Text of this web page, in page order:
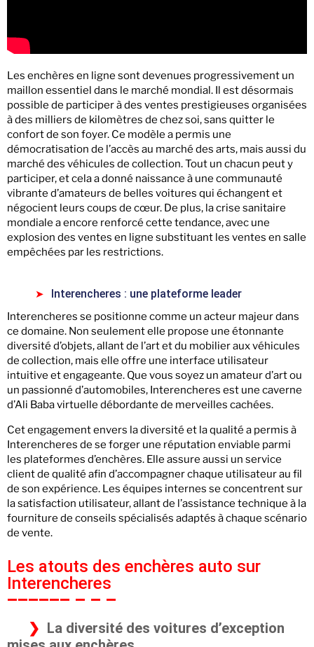
Les enchères en ligne sont devenues progressivement un
maillon essentiel dans le marché mondial. Il est désormais
possible de participer à des ventes prestigieuses organisées
à des milliers de kilomètres de chez soi, sans quitter le
confort de son foyer. Ce modèle a permis une
démocratisation de l’accès au marché des arts, mais aussi du
marché des véhicules de collection. Tout un chacun peut y
participer, et cela a donné naissance à une communauté
vibrante d’amateurs de belles voitures qui échangent et
négocient leurs coups de cœur. De plus, la crise sanitaire
mondiale a encore renforcé cette tendance, avec une
explosion des ventes en ligne substituant les ventes en salle
empêchées par les restrictions.
Interencheres : une plateforme leader
Interencheres se positionne comme un acteur majeur dans
ce domaine. Non seulement elle propose une étonnante
diversité d’objets, allant de l’art et du mobilier aux véhicules
de collection, mais elle offre une interface utilisateur
intuitive et engageante. Que vous soyez un amateur d’art ou
un passionné d’automobiles, Interencheres est une caverne
d’Ali Baba virtuelle débordante de merveilles cachées.
Cet engagement envers la diversité et la qualité a permis à
Interencheres de se forger une réputation enviable parmi
les plateformes d’enchères. Elle assure aussi un service
client de qualité afin d’accompagner chaque utilisateur au fil
de son expérience. Les équipes internes se concentrent sur
la satisfaction utilisateur, allant de l’assistance technique à la
fourniture de conseils spécialisés adaptés à chaque scénario
de vente.
Les atouts des enchères auto sur
Interencheres
La diversité des voitures d’exception